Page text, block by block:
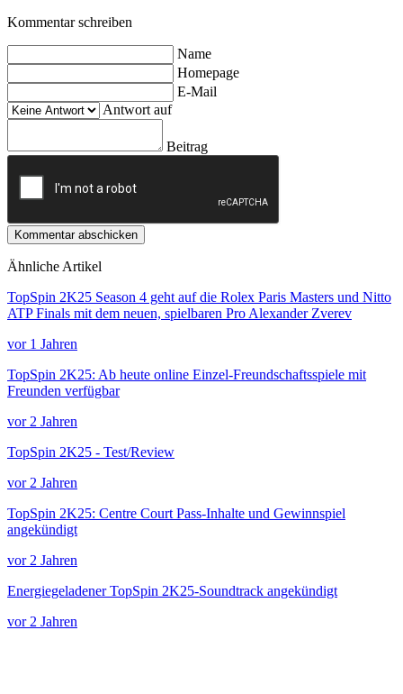
Kommentar schreiben
Name
Homepage
E-Mail
Antwort auf
Beitrag
Kommentar abschicken
Ähnliche Artikel
TopSpin 2K25 Season 4 geht auf die Rolex Paris Masters und Nitto
ATP Finals mit dem neuen, spielbaren Pro Alexander Zverev
vor 1 Jahren
TopSpin 2K25: Ab heute online Einzel-Freundschaftsspiele mit
Freunden verfügbar
vor 2 Jahren
TopSpin 2K25 - Test/Review
vor 2 Jahren
TopSpin 2K25: Centre Court Pass-Inhalte und Gewinnspiel
angekündigt
vor 2 Jahren
Energiegeladener TopSpin 2K25-Soundtrack angekündigt
vor 2 Jahren